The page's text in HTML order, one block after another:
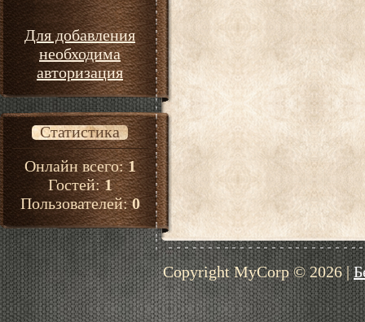
Для добавления
необходима
авторизация
Статистика
Онлайн всего:1
Гостей:1
Пользователей:0
Copyright MyCorp © 2026|